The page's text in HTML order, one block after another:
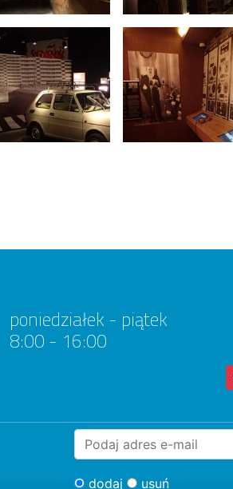
poniedziałek - piątek
8:00 - 16:00
dodaj usuń